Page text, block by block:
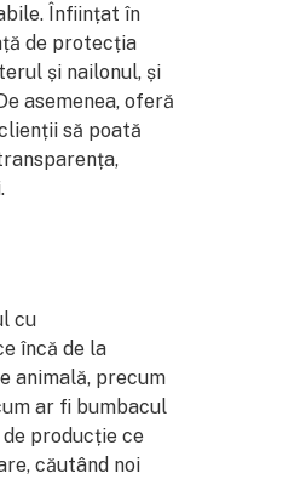
Înființat în
de protecția
și nailonul, și
asemenea, oferă
să poată
cu
încă de la
animală, precum
ar fi bumbacul
producție ce
căutând noi